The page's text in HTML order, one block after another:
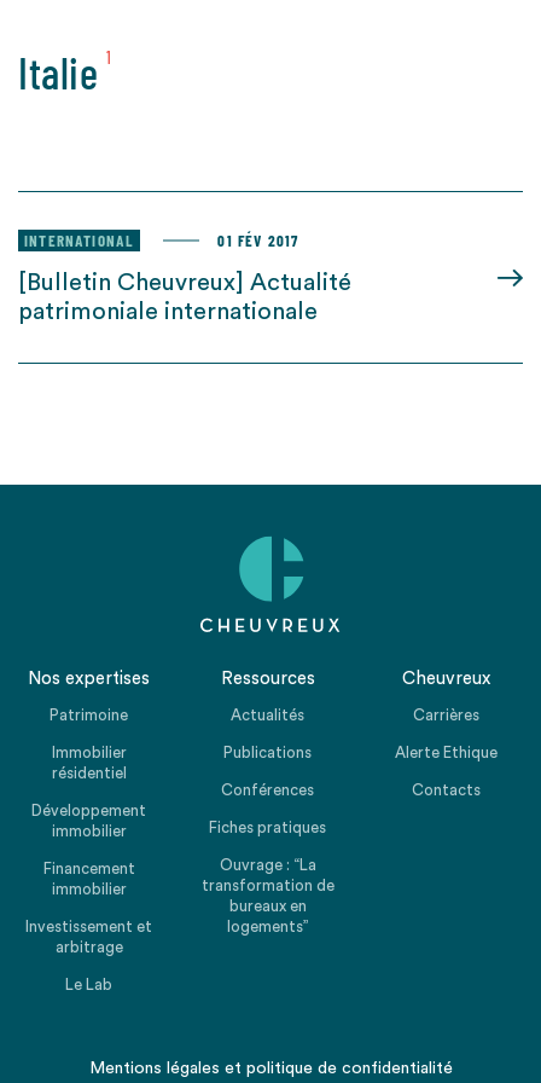
Italie 1
INTERNATIONAL 01 FÉV 2017
[Bulletin Cheuvreux] Actualité
patrimoniale internationale
Nos expertises
Patrimoine
Immobilier
résidentiel
Développement
immobilier
Financement
immobilier
Investissement et
arbitrage
Le Lab
Ressources
Actualités
Publications
Conférences
Fiches pratiques
Ouvrage : “La
transformation de
bureaux en
logements”
Cheuvreux
Carrières
Alerte Ethique
Contacts
Mentions légales et politique de confidentialité